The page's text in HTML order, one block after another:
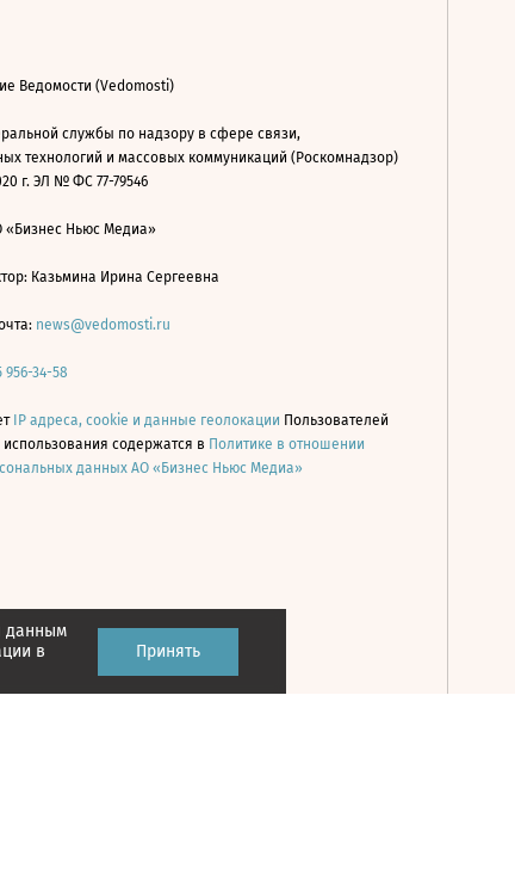
данным
в
Принять
Ведомости (Vedomosti)
службы по надзору в сфере связи,
технологий и массовых коммуникаций (Роскомнадзор)
г. ЭЛ № ФС 77-79546
«Бизнес Ньюс Медиа»
Казьмина Ирина Сергеевна
news@vedomosti.ru
956-34-58
IP адреса, cookie и данные геолокации Пользователей
использования содержатся в Политике в отношении
данных АО «Бизнес Ньюс Медиа»